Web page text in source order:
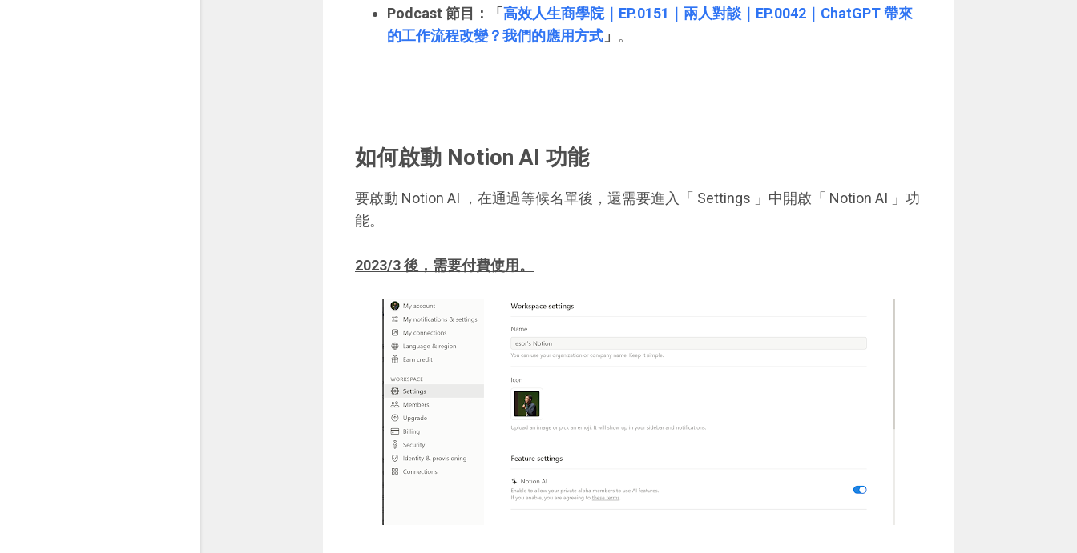
Podcast 節目：「 高效人生商學院｜EP.0151｜兩人對談｜EP.0042｜ChatGPT 帶來
的工作流程改變？我們的應用方式 」 。
如何啟動 Notion AI 功能
要啟動 Notion AI ，在通過等候名單後，還需要進入「 Settings 」中開啟「 Notion AI 」功
能。
2023/3 後，需要付費使用。